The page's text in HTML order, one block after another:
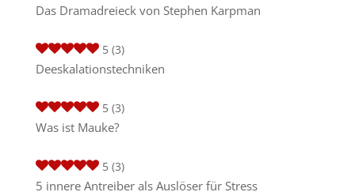
Das Dramadreieck von Stephen Karpman
5 (3)
Deeskalationstechniken
5 (3)
Was ist Mauke?
5 (3)
5 innere Antreiber als Auslöser für Stress